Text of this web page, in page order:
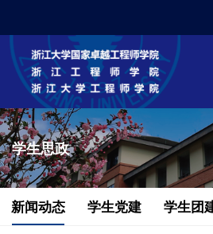
学生思政
新闻动态 学生党建 学生团